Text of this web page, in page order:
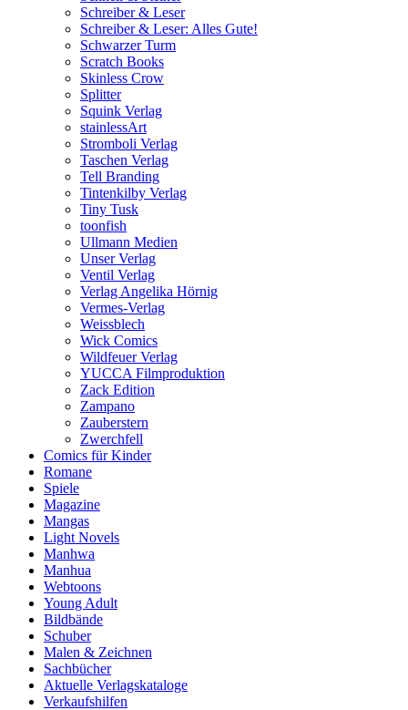
Schreiber & Leser
Schreiber & Leser: Alles Gute!
Schwarzer Turm
Scratch Books
Skinless Crow
Splitter
Squink Verlag
stainlessArt
Stromboli Verlag
Taschen Verlag
Tell Branding
Tintenkilby Verlag
Tiny Tusk
toonfish
Ullmann Medien
Unser Verlag
Ventil Verlag
Verlag Angelika Hörnig
Vermes-Verlag
Weissblech
Wick Comics
Wildfeuer Verlag
YUCCA Filmproduktion
Zack Edition
Zampano
Zauberstern
Zwerchfell
Comics für Kinder
Romane
Spiele
Magazine
Mangas
Light Novels
Manhwa
Manhua
Webtoons
Young Adult
Bildbände
Schuber
Malen & Zeichnen
Sachbücher
Aktuelle Verlagskataloge
Verkaufshilfen